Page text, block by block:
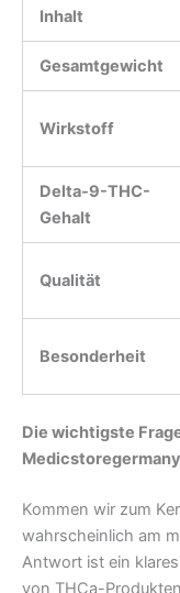
Inhalt
Gesamtgewicht
Wirkstoff
Delta-9-THC-
Gehalt
Qualität
Besonderheit
Die wichtigste
Kommen wir zum
wahrscheinlich am
Antwort ist ein
von THCa-